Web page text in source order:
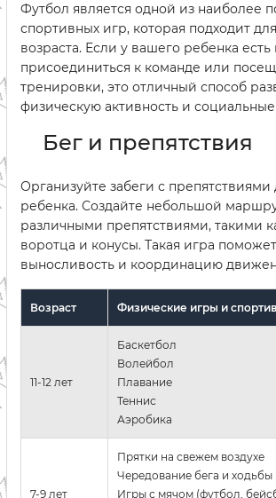
Футбол является одной из наиболее
спортивных игр, которая подходит
возраста. Если у вашего ребенка
присоединиться к команде или
тренировки, это отличный способ
физическую активность и
Бег и препятствия
Организуйте забеги с
ребенка. Создайте небольшой
различными препятствиями, такими
воротца и конусы. Такая игра
выносливость и координацию
Возраст Физические игры и
11-12 лет
Баскетбол
Волейбол
Плавание
Теннис
Аэробика
7-9 лет
Прятки на свежем воздухе
Чередование бега и ходьбы
Игры с мячом (футбол,